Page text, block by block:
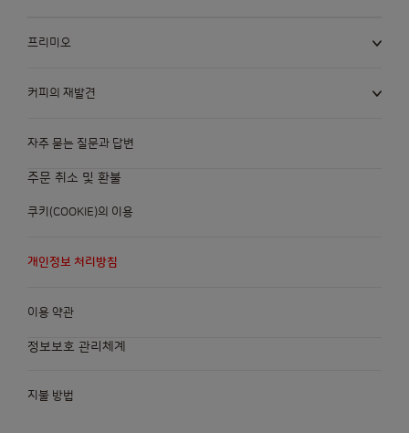
프리미오
커피의 재발견
지불 방법
자주 묻는 질문과 답변
주문 취소 및 환불
쿠키(COOKIE)의 이용
개인정보 처리방침
이용 약관
정보보호 관리체계